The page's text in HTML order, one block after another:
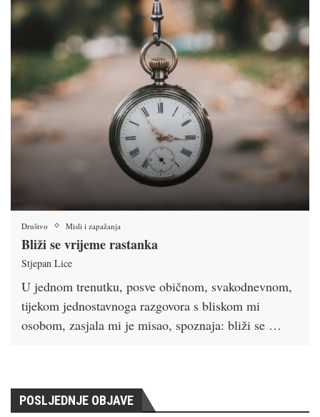
Društvo Misli i zapažanja
Bliži se vrijeme rastanka
Stjepan Lice
U jednom trenutku, posve običnom, svakodnevnom,
tijekom jednostavnoga razgovora s bliskom mi
osobom, zasjala mi je misao, spoznaja: bliži se …
POSLJEDNJE OBJAVE